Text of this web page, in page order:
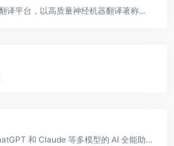
德国 DeepL 公司的 AI 翻译平台，以高质量神经机器翻译著称，支持 30 多种语言。
Monica 是一款基于 ChatGPT 和 Claude 等多模型的 AI 全能助手，以浏览器扩展插件形式提供服务，可在任意网页上直接调用 AI 能力，无需切